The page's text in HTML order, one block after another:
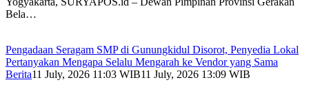
Bela…
Pengadaan Seragam SMP di Gunungkidul Disorot, Penyedia Lokal
Pertanyakan Mengapa Selalu Mengarah ke Vendor yang Sama
Berita11 July, 2026 11:03 WIB11 July, 2026 13:09 WIB